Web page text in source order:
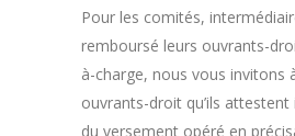
Pour les comités,
remboursé leurs ouvrants-
à-charge, nous vous invitons
ouvrants-droit qu’ils
du versement opéré en